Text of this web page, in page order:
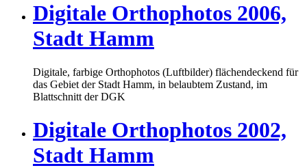
Digitale Orthophotos 2006,
Stadt Hamm
Digitale, farbige Orthophotos (Luftbilder) flächendeckend für
das Gebiet der Stadt Hamm, in belaubtem Zustand, im
Blattschnitt der DGK
Digitale Orthophotos 2002,
Stadt Hamm